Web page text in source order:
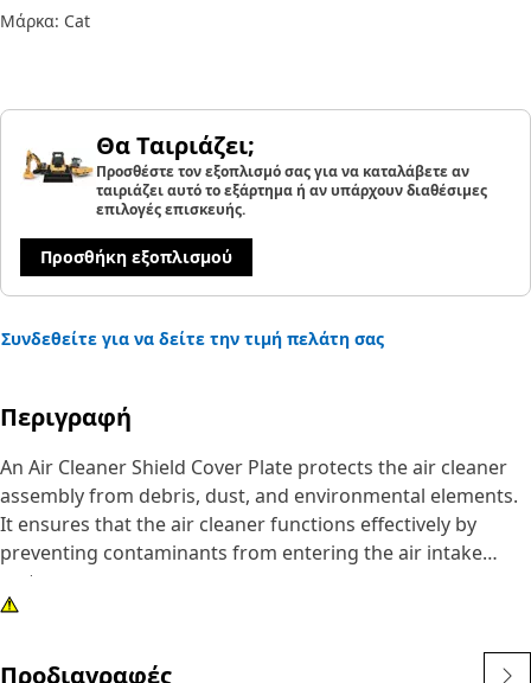
Μάρκα: Cat
Θα Ταιριάζει;
Προσθέστε τον εξοπλισμό σας για να καταλάβετε αν
ταιριάζει αυτό το εξάρτημα ή αν υπάρχουν διαθέσιμες
επιλογές επισκευής.
Προσθήκη εξοπλισμού
Συνδεθείτε για να δείτε την τιμή πελάτη σας
Περιγραφή
An Air Cleaner Shield Cover Plate protects the air cleaner
assembly from debris, dust, and environmental elements.
It ensures that the air cleaner functions effectively by
preventing contaminants from entering the air intake
system.
• Resistant to vibration and shock, ensuring it remains
Προδιαγραφές